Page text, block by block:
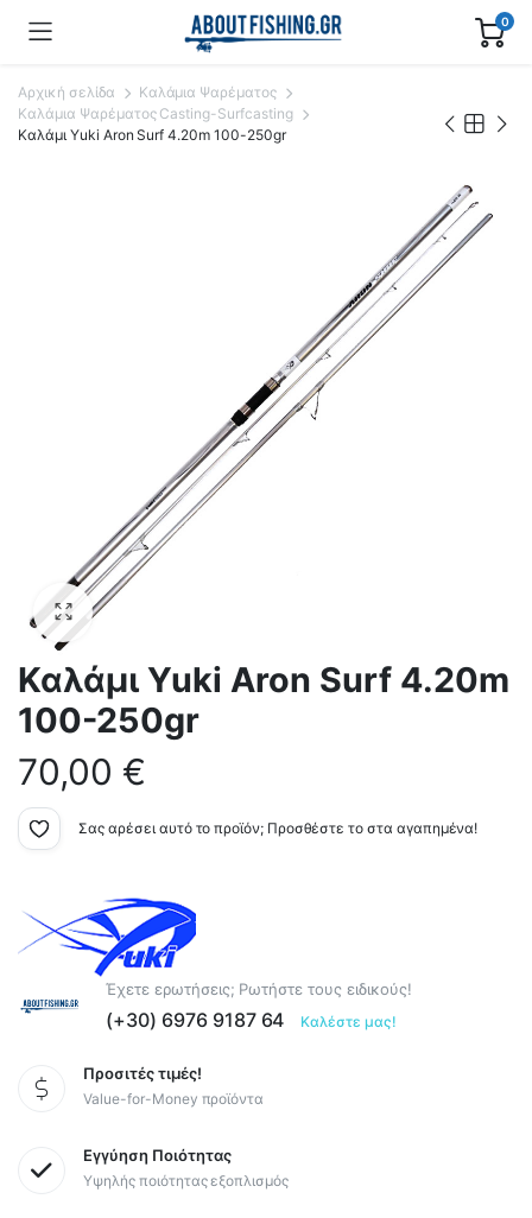
0
Αρχική σελίδα
Καλάμια Ψαρέματος
Καλάμια Ψαρέματος Casting-Surfcasting
Καλάμι Yuki Aron Surf 4.20m 100-250gr
Καλάμι Yuki Aron Surf 4.20m
100-250gr
70,00 €
Σας αρέσει αυτό το προϊόν; Προσθέστε το στα αγαπημένα!
Έχετε ερωτήσεις; Ρωτήστε τους ειδικούς!
(+30) 6976 9187 64 Καλέστε μας!
Προσιτές τιμές!
Value-for-Money προϊόντα
Εγγύηση Ποιότητας
Υψηλής ποιότητας εξοπλισμός